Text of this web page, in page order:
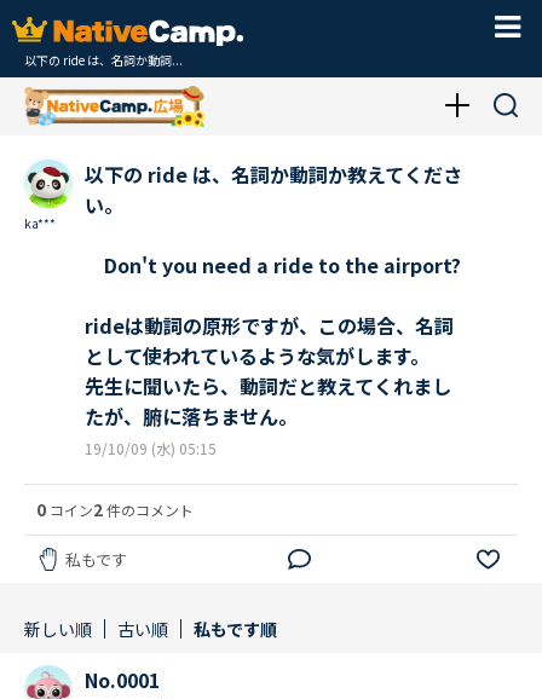
以下の ride は、名詞か動詞...
ka***
以下の ride は、名詞か動詞か教えてくださ
い。
Don't you need a ride to the airport?
rideは動詞の原形ですが、この場合、名詞
として使われているような気がします。
先生に聞いたら、動詞だと教えてくれまし
たが、腑に落ちません。
19/10/09 (水) 05:15
0 コイン2件のコメント
私もです
新しい順 古い順 私もです順
No.0001